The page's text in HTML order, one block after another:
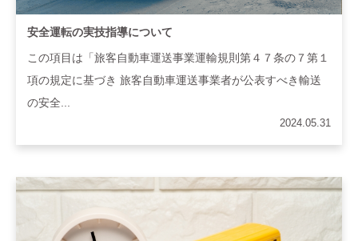
安全運転の実技指導について
この項目は「旅客自動車運送事業運輸規則第４７条の７第１
項の規定に基づき 旅客自動車運送事業者が公表すべき輸送
の安全...
2024.05.31